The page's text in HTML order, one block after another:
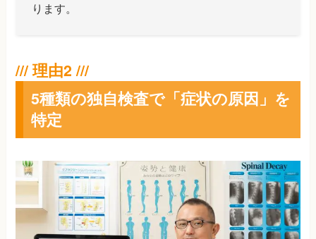
ります。
5種類の独自検査で「症状の原因」を
特定